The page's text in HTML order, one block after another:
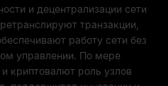
и децентрализации сети
транзакции,
работу сети без
управлении. По мере
криптовалют роль узлов